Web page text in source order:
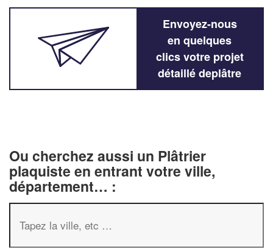
Envoyez-nous
en quelques
clics votre projet
détaillé deplâtre
Ou cherchez aussi un Plâtrier
plaquiste en entrant votre ville,
département… :